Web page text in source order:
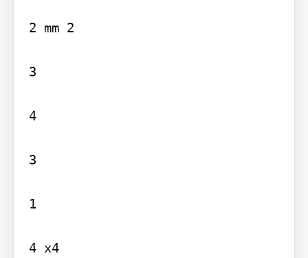
2 mm 2
3
4
3
1
4 x4